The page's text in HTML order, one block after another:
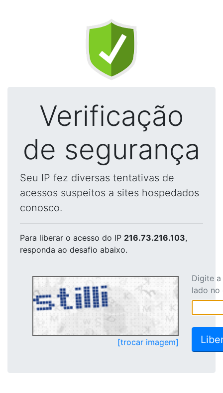
Verificação
de segurança
Seu IP fez diversas tentativas de
acessos suspeitos a sites hospedados
conosco.
Para liberar o acesso do IP 216.73.216.103,
responda ao desafio abaixo.
[trocar imagem]
Digite
lado no